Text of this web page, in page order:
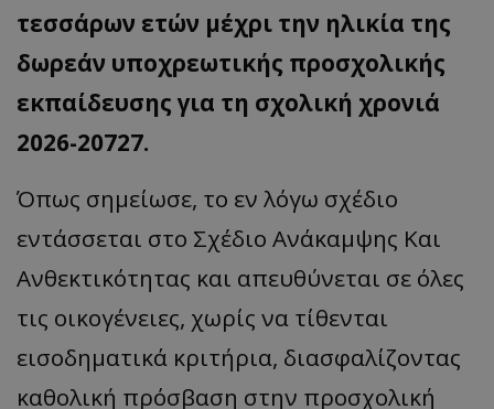
τεσσάρων ετών μέχρι την ηλικία της
δωρεάν υποχρεωτικής προσχολικής
εκπαίδευσης για τη σχολική χρονιά
2026-20727.
Όπως σημείωσε, το εν λόγω σχέδιο
εντάσσεται στο Σχέδιο Ανάκαμψης Και
Ανθεκτικότητας και απευθύνεται σε όλες
τις οικογένειες, χωρίς να τίθενται
εισοδηματικά κριτήρια, διασφαλίζοντας
καθολική πρόσβαση στην προσχολική